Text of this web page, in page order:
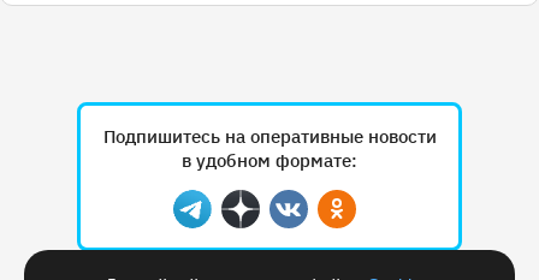
Подпишитесь на оперативные новости
в удобном формате:
Telegram
ДзенВконтактеОдноклассники